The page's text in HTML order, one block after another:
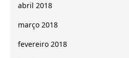
abril 2018
março 2018
fevereiro 2018